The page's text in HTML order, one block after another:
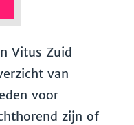
Vitus Zuid
van
voor
zijn of